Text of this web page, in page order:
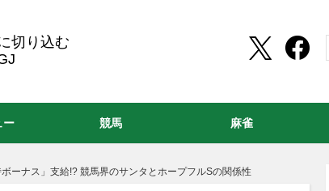
切り込む
ボーナス」支給!? 競馬界のサンタとホープフルSの関係性
ー 競馬 麻雀